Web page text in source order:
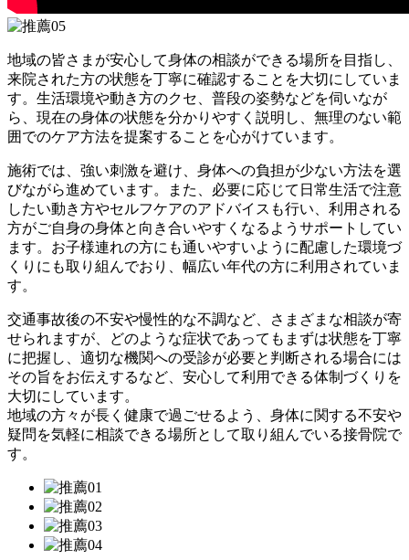
地域の皆さまが安心して身体の相談ができる場所を目指し、
来院された方の状態を丁寧に確認することを大切にしていま
す。生活環境や動き方のクセ、普段の姿勢などを伺いなが
ら、現在の身体の状態を分かりやすく説明し、無理のない範
囲でのケア方法を提案することを心がけています。
施術では、強い刺激を避け、身体への負担が少ない方法を選
びながら進めています。また、必要に応じて日常生活で注意
したい動き方やセルフケアのアドバイスも行い、利用される
方がご自身の身体と向き合いやすくなるようサポートしてい
ます。お子様連れの方にも通いやすいように配慮した環境づ
くりにも取り組んでおり、幅広い年代の方に利用されていま
す。
交通事故後の不安や慢性的な不調など、さまざまな相談が寄
せられますが、どのような症状であってもまずは状態を丁寧
に把握し、適切な機関への受診が必要と判断される場合には
その旨をお伝えするなど、安心して利用できる体制づくりを
大切にしています。
地域の方々が長く健康で過ごせるよう、身体に関する不安や
疑問を気軽に相談できる場所として取り組んでいる接骨院で
す。